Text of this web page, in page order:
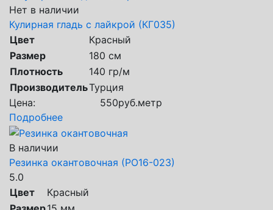
Нет в наличии
Кулирная гладь с лайкрой (КГ035)
Цвет
Красный
Размер
180 см
Плотность
140 гр/м
ПроизводительТурция
Цена:
550руб.метр
Подробнее
В наличии
Резинка окантовочная (РО16-023)
5.0
Цвет
Красный